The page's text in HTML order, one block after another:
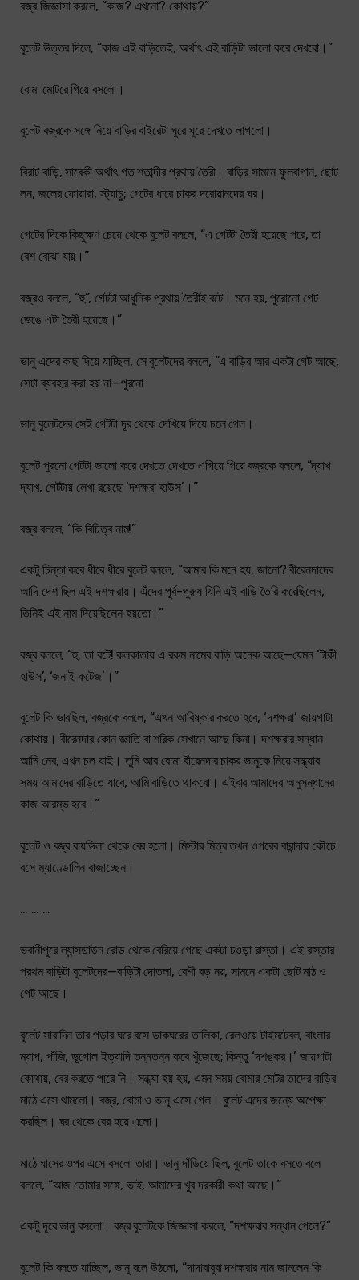
বজ্র জিজ্ঞাসা করলে, “কাজ? এখনো? কোথায়?”
বুলেট উত্তর দিলে, “কাজ এই বাড়িতেই, অর্থাৎ এই বাড়িটা ভালো করে দেখবো।”
বোমা মোটরে গিয়ে বসলো।
বুলেট বজ্রকে সঙ্গে নিয়ে বাড়ির বাইরেটা ঘুরে ঘুরে দেখতে লাগলো।
বিরাট বাড়ি, সাবেকী অর্থাৎ গত শতাব্দীর প্রথায় তৈরী। বাড়ির সামনে ফুলবাগান, ছোট
লন, জলের ফোয়ারা, স্ট্যাচু; গেটের ধারে চাকর দরোয়ানদের ঘর।
গেটের দিকে কিছুক্ষণ চেয়ে থেকে বুলেট বললে, “এ গেটটা তৈরী হয়েছে পরে, তা
বেশ বোঝা যায়।”
বজ্রও বললে, “হু”, গেটটা আধুনিক প্রথায় তৈরীই বটে। মনে হয়, পুরোনো গেট
ভেঙে এটা তৈরী হয়েছে।”
ভানু এদের কাছ দিয়ে যাচ্ছিল, সে বুলেটদের বললে, “এ বাড়ির আর একটা গেট আছে,
সেটা ব্যবহার করা হয় না—পুরনো
ভানু বুলেটদের সেই গেটটা দূর থেকে দেখিয়ে দিয়ে চলে গেল।
বুলেট পুরনো গেটটা ভালো করে দেখতে দেখতে এগিয়ে গিয়ে বজ্রকে বললে, “দ্যাখ
দ্যাখ, গেটটায় লেখা রয়েছে ‘দশক্ষরা হাউস’।”
বজ্র বললে, “কি বিচিত্ৰ নাম!”
একটু চিন্তা করে ধীরে ধীরে বুলেট বললে, “আমার কি মনে হয়, জানো? বীরেনদাদের
আদি দেশ ছিল এই দশক্ষরায়। এঁদের পূর্ব-পুরুষ যিনি এই বাড়ি তৈরি করেছিলেন,
তিনিই এই নাম দিয়েছিলেন হয়তো।”
বজ্র বললে, “হু, তা বটে! কলকাতায় এ রকম নামের বাড়ি অনেক আছে—যেমন ‘টাকী
হাউস’, ‘জনাই কটেজ’।”
বুলেট কি ভাবছিল, বজ্রকে বললে, “এখন আবিষ্কার করতে হবে, ‘দশক্ষরা’ জায়গাটা
কোথায়। বীরেনদার কোন জ্ঞাতি বা শরিক সেখানে আছে কিনা। দশক্ষরার সন্ধান
আমি নেব, এখন চল যাই। তুমি আর বোমা বীরেনদার চাকর ভানুকে নিয়ে সন্ধ্যাব
সময় আমাদের বাড়িতে যাবে, আমি বাড়িতে থাকবো। এইবার আমাদের অনুসন্ধানের
কাজ আরম্ভ হবে।”
বুলেট ও বজ্র রায়ভিলা থেকে বের হলো। মিস্টার মিত্র তখন ওপরের বারান্দায় কৌচে
বসে ম্যাণ্ডোলিন বাজাচ্ছেন।
… … …
ভবানীপুরে ল্যান্সডাউন রোড থেকে বেরিয়ে গেছে একটা চওড়া রাস্তা। এই রাস্তার
প্রথম বাড়িটা বুলেটদের—বাড়িটা দোতলা, বেশী বড় নয়, সামনে একটা ছোট মাঠ ও
গেট আছে।
বুলেট সারাদিন তার পড়ার ঘরে বসে ডাকঘরের তালিকা, রেলওয়ে টাইমটেবল, বাংলার
ম্যাপ, পাঁজি, ভূগোল ইত্যাদি তন্নতন্ন কবে খুঁজেছে; কিন্তু ‘দশঙ্কর।’ জায়গাটা
কোথায়, বের করতে পারে নি। সন্ধ্যা হয় হয়, এমন সময় বোমার মোটর তাদের বাড়ির
মাঠে এসে থামলো। বজ্র, বোমা ও ভানু এসে গেল। বুলেট এদের জন্যে অপেক্ষা
করছিল। ঘর থেকে বের হয়ে এলো।
মাঠে ঘাসের ওপর এসে বসলো তারা। ভানু দাঁড়িয়ে ছিল, বুলেট তাকে বসতে বলে
বললে, “আজ তোমার সঙ্গে, ভাই, আমাদের খুব দরকারী কথা আছে।”
একটু দূরে ভানু বসলো। বজ্র বুলেটকে জিজ্ঞাসা করলে, “দশক্ষরাব সন্ধান পেলে?”
বুলেট কি বলতে যাচ্ছিল, ভানু বলে উঠলো, “দাদাবাবুবা দশক্ষরার নাম জানলেন কি